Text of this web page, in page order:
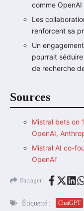
comme
Les
renforcent sa
Un
pourrait
de recherche
Sources
Mistral bets on
OpenAI,
Mistral AI co-
OpenAI’
Partager
Étiquetté : ChatGPT